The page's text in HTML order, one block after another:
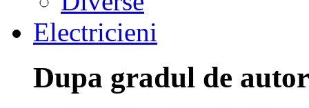
Electricieni
Dupa gradul de